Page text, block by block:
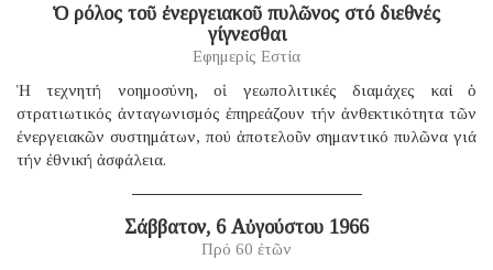
Ὁ ρόλος τοῦ ἐνεργειακοῦ πυλῶνος στό διεθνές
γίγνεσθαι
Εφημερίς Εστία
Ἡ τεχνητή νοημοσύνη, οἱ γεωπολιτικές διαμάχες καί ὁ
στρατιωτικός ἀνταγωνισμός ἐπηρεάζουν τήν ἀνθεκτικότητα τῶν
ἐνεργειακῶν συστημάτων, πού ἀποτελοῦν σημαντικό πυλῶνα γιά
τήν ἐθνική ἀσφάλεια.
Σάββατον, 6 Αὐγούστου 1966
Πρό 60 ἐτῶν